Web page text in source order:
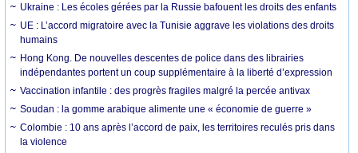
Ukraine : Les écoles gérées par la Russie bafouent les droits des enfants
UE : L’accord migratoire avec la Tunisie aggrave les violations des droits
humains
Hong Kong. De nouvelles descentes de police dans des librairies
indépendantes portent un coup supplémentaire à la liberté d’expression
Vaccination infantile : des progrès fragiles malgré la percée antivax
Soudan : la gomme arabique alimente une « économie de guerre »
Colombie : 10 ans après l’accord de paix, les territoires reculés pris dans
la violence